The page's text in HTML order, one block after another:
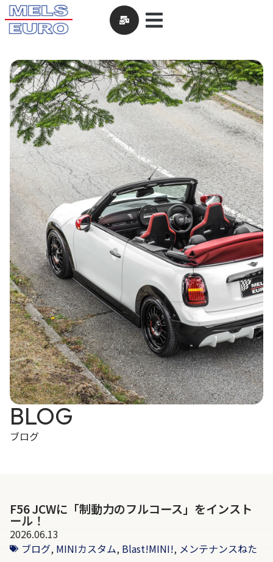
BLOG
ブログ
F56 JCWに「制動力のフルコース」をインスト
ール！
2026.06.13
ブログ, MINIカスタム, Blast!MINI!, メンテナンスねた